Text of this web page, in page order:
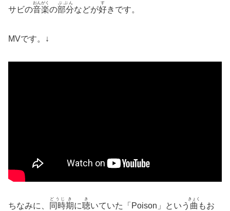
サビの音楽
おんがく
の部分
ぶぶん
などが好
す
きです。
MVです。↓
ちなみに、 同時
どうじ
期
き
に聴
き
いていた「Poison」という 曲
きょく
もお